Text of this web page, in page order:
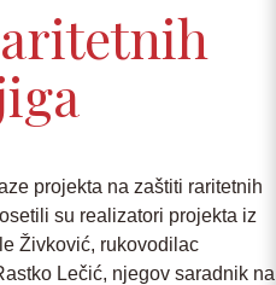
projekta na zaštiti raritetnih
su realizatori projekta iz
Živković, rukovodilac
Lečić, njegov saradnik na